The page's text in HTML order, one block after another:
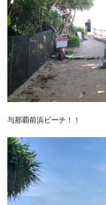
与那覇前浜ビーチ！！